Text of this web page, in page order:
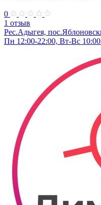
0
1 отзыв
Рес.Адыгея,
Пн 12:00-22:00, Вт-Вс